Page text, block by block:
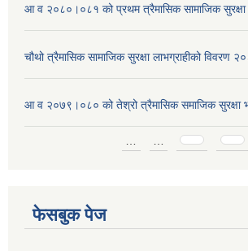
आ व २०८०।०८१ को प्रथम त्रैमासिक सामाजिक सुरक्षा
चौथो त्रैमासिक सामाजिक सुरक्षा लाभग्राहीको विवरण
आ व २०७९।०८० को तेश्रो त्रैमासिक समाजिक सुरक्षा
फेसबुक पेज